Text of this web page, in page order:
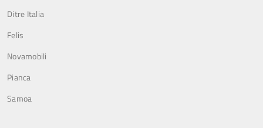
Ditre Italia
Felis
Novamobili
Pianca
Samoa